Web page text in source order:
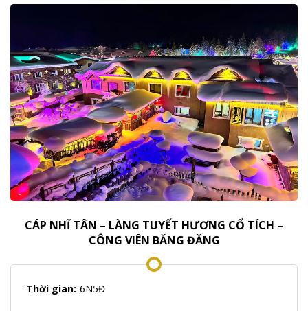
CÁP NHĨ TÂN – LÀNG TUYẾT HƯƠNG CỔ TÍCH –
CÔNG VIÊN BĂNG ĐĂNG
Thời gian: 6N5Đ